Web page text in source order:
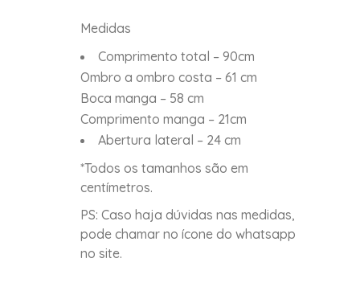
Medidas
Comprimento total – 90cm
Ombro a ombro costa – 61 cm
Boca manga – 58 cm
Comprimento manga – 21cm
Abertura lateral – 24 cm
*Todos os tamanhos são em
centímetros.
PS: Caso haja dúvidas nas medidas,
pode chamar no ícone do whatsapp
no site.